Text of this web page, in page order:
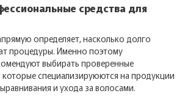
средства для
определяет, насколько долго
процедуры. Именно поэтому
выбирать проверенные
специализируюются на продукции
и ухода за волосами.